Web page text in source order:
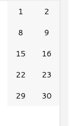
1
2
8
9
15
16
22
23
29
30